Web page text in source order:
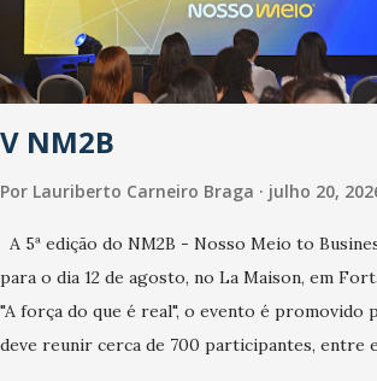
contaminação maior que outros coronavírus”,
secretário. Segundo ele, é uma epidemia com
contaminação alta, podendo gerar um grande
ao sistema de saúde. “Precisamos saber fazer
risco da doença, para não so...
V NM2B
Por Lauriberto Carneiro Braga julho 20,
A 5ª edição do NM2B - Nosso Meio to
para o dia 12 de agosto, no La Maison, em
"A força do que é real", o evento é promovido
deve reunir cerca de 700 participantes, entre